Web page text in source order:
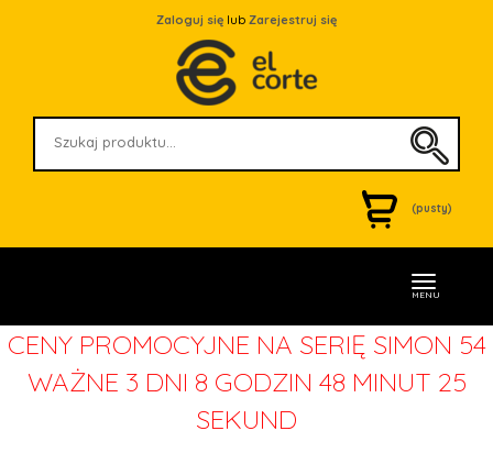
Zaloguj się lub Zarejestruj się
(pusty)
MENU
CENY PROMOCYJNE NA SERIĘ SIMON 54
WAŻNE 3 DNI 8 GODZIN 48 MINUT 25
SEKUND